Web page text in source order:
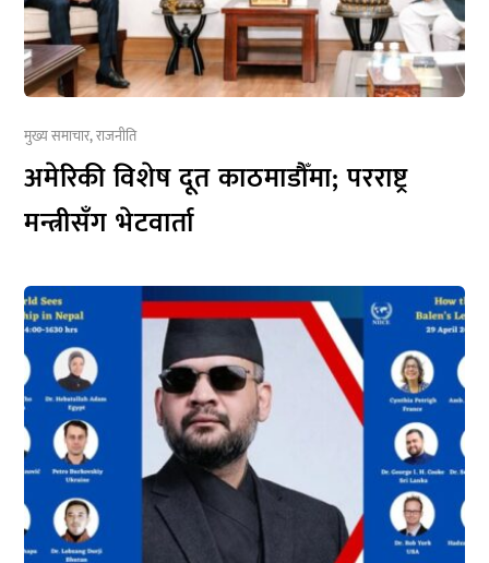
मुख्य समाचार,राजनीति
अमेरिकी विशेष दूत काठमाडौँमा; परराष्ट्र
मन्त्रीसँग भेटवार्ता